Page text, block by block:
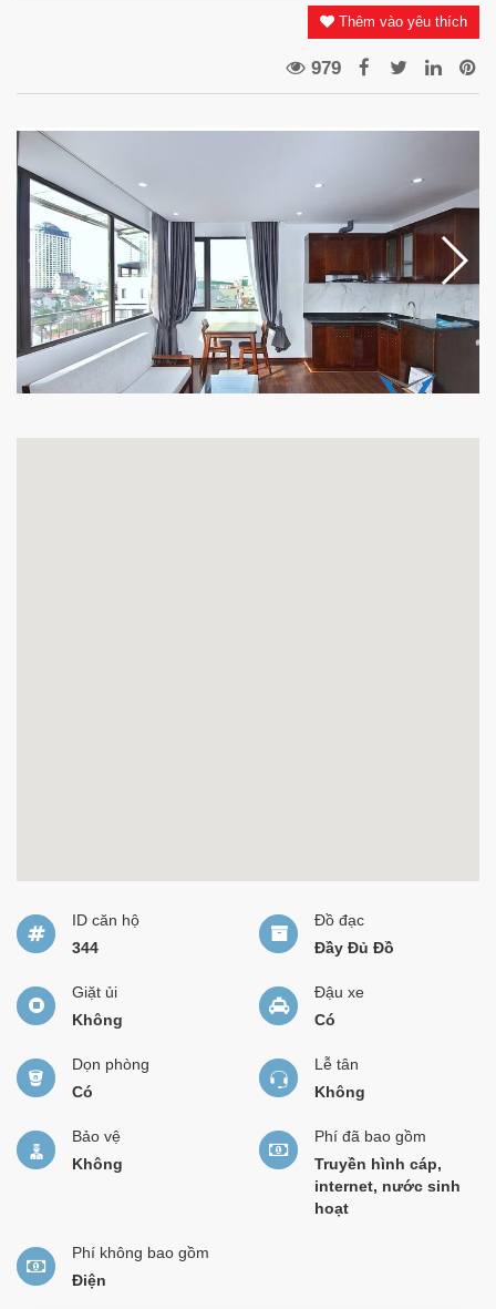
Thêm vào yêu thích
979
ID căn hộ
344
Đồ đạc
Đầy Đủ Đồ
Giặt ủi
Không
Đậu xe
Có
Dọn phòng
Có
Lễ tân
Không
Bảo vệ
Không
Phí đã bao gồm
Truyền hình cáp,
internet, nước sinh
hoạt
Phí không bao gồm
Điện